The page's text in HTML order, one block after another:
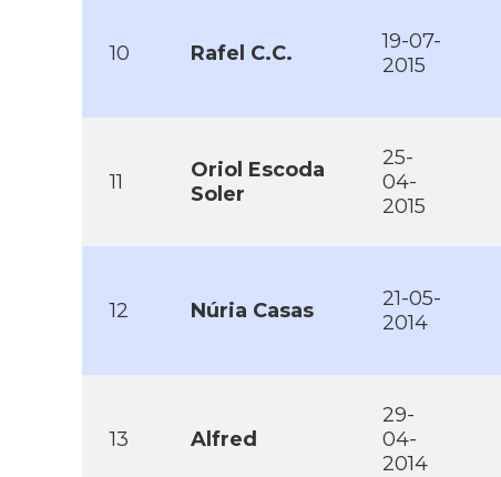
10 Rafel C.C.
19-07-
2015
11
Oriol Escoda
Soler
25-
04-
2015
12 Núria Casas
21-05-
2014
13 Alfred
29-
04-
2014